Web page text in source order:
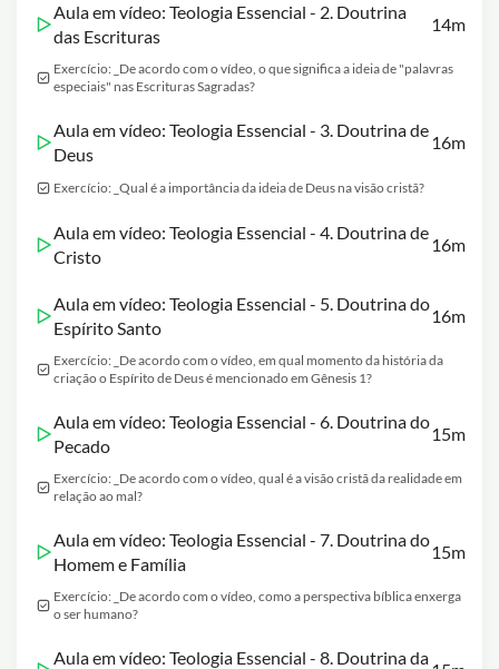
Aula em vídeo: Teologia Essencial - 2. Doutrina
das Escrituras
14m
Exercício: _De acordo com o vídeo, o que significa a ideia de "palavras
especiais" nas Escrituras Sagradas?
Aula em vídeo: Teologia Essencial - 3. Doutrina de
Deus
16m
Exercício: _Qual é a importância da ideia de Deus na visão cristã?
Aula em vídeo: Teologia Essencial - 4. Doutrina de
Cristo
16m
Aula em vídeo: Teologia Essencial - 5. Doutrina do
Espírito Santo
16m
Exercício: _De acordo com o vídeo, em qual momento da história da
criação o Espírito de Deus é mencionado em Gênesis 1?
Aula em vídeo: Teologia Essencial - 6. Doutrina do
Pecado
15m
Exercício: _De acordo com o vídeo, qual é a visão cristã da realidade em
relação ao mal?
Aula em vídeo: Teologia Essencial - 7. Doutrina do
Homem e Família
15m
Exercício: _De acordo com o vídeo, como a perspectiva bíblica enxerga
o ser humano?
Aula em vídeo: Teologia Essencial - 8. Doutrina da